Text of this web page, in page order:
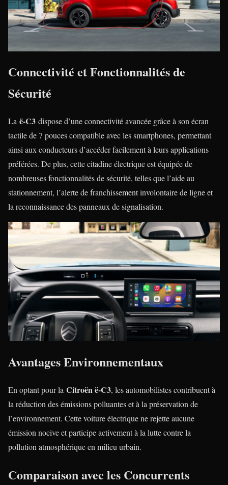
Connectivité et Fonctionnalités de
Sécurité
La ë-C3 dispose d’une connectivité avancée grâce à son écran
tactile de 7 pouces compatible avec les smartphones, permettant
ainsi aux conducteurs d’accéder facilement à leurs applications
préférées. De plus, cette citadine électrique est équipée de
nombreuses fonctionnalités de sécurité, telles que l’aide au
stationnement, l’alerte de franchissement involontaire de ligne et
la reconnaissance des panneaux de signalisation.
Avantages Environnementaux
En optant pour la Citroën ë-C3, les automobilistes contribuent à
la réduction des émissions polluantes et à la préservation de
l’environnement. Cette voiture électrique ne rejette aucune
émission nocive et participe activement à la lutte contre la
pollution atmosphérique en milieu urbain.
Comparaison avec les Concurrents